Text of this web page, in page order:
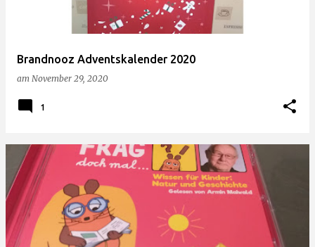
Brandnooz Adventskalender 2020
am November 29, 2020
1